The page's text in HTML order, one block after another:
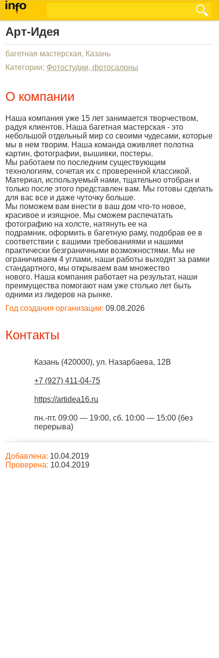
Арт-Идея
багетная мастерская, Казань
Категории: Фотостудии, фотосалоны
О компании
Наша компания уже 15 лет занимается творчеством,
радуя клиентов. Наша багетная мастерская - это
небольшой отдельный мир со своими чудесами, которые
мы в нем творим. Наша команда оживляет полотна
картин, фотографии, вышивки, постеры.
Мы работаем по последним существующим
технологиям, сочетая их с проверенной классикой.
Материал, используемый нами, тщательно отобран и
только после этого представлен вам. Мы готовы сделать
для вас все и даже чуточку больше.
Мы поможем вам внести в ваш дом что-то новое,
красивое и изящное. Мы сможем распечатать
фотографию на холсте, натянуть ее на
подрамник, оформить в багетную раму, подобрав ее в
соответствии с вашими требованиями и нашими
практически безграничными возможностями. Мы не
ограничиваем 4 углами, наши работы выходят за рамки
стандартного, мы открываем вам множество
нового. Наша компания работает на результат, наши
преимущества помогают нам уже столько лет быть
одними из лидеров на рынке.
Год создания организации: 09.08.2026
Контакты
Казань (420000), ул. Назарбаева, 12В
+7 (927) 411-04-75
https://artidea16.ru
пн.-пт. 09:00 — 19:00, сб. 10:00 — 15:00 (без
перерыва)
Добавлена: 10.04.2019
Проверена: 10.04.2019